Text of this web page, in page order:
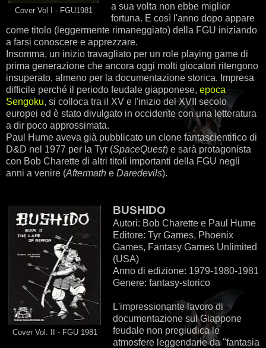
Cover Vol I - FGU1981
a sua volta non ebbe miglior
fortuna. E così l'anno dopo appare
come titolo (leggermente rimaneggiato) della FGU iniziando
a farsi conoscere e apprezzare.
Insomma, un inizio travagliato per un role playing game di
prima generazione che ancora oggi molti giocatori ritengono
insuperato, almeno per la documentazione storica. Impresa
difficile perché il periodo feudale giapponese, epoca
Sengoku, si colloca tra il XV e l'inizio del XVII secolo
europei ed è stato divulgato in occidente con una letteratura
a dir poco approssimata.
Paul Hume aveva già pubblicato un clone fantascientifico di
D&D nel 1977 per la Tyr (SpaceQuest) e sarà protagonista
con Bob Charette di altri titoli importanti della FGU negli
anni a venire (Aftermath e Daredevils).
Cover Vol. II - FGU 1981
BUSHIDO
Autori: Bob Charette e Paul Hume
Editore: Tyr Games, Phoenix
Games, Fantasy Games Unlimited
(USA)
Anno di edizione: 1979-1980-1981
Genere: fantasy-storico
L'impressionante lavoro di
documentazione sul Giappone
feudale non pregiudica le
atmosfere leggendarie da "fantasia